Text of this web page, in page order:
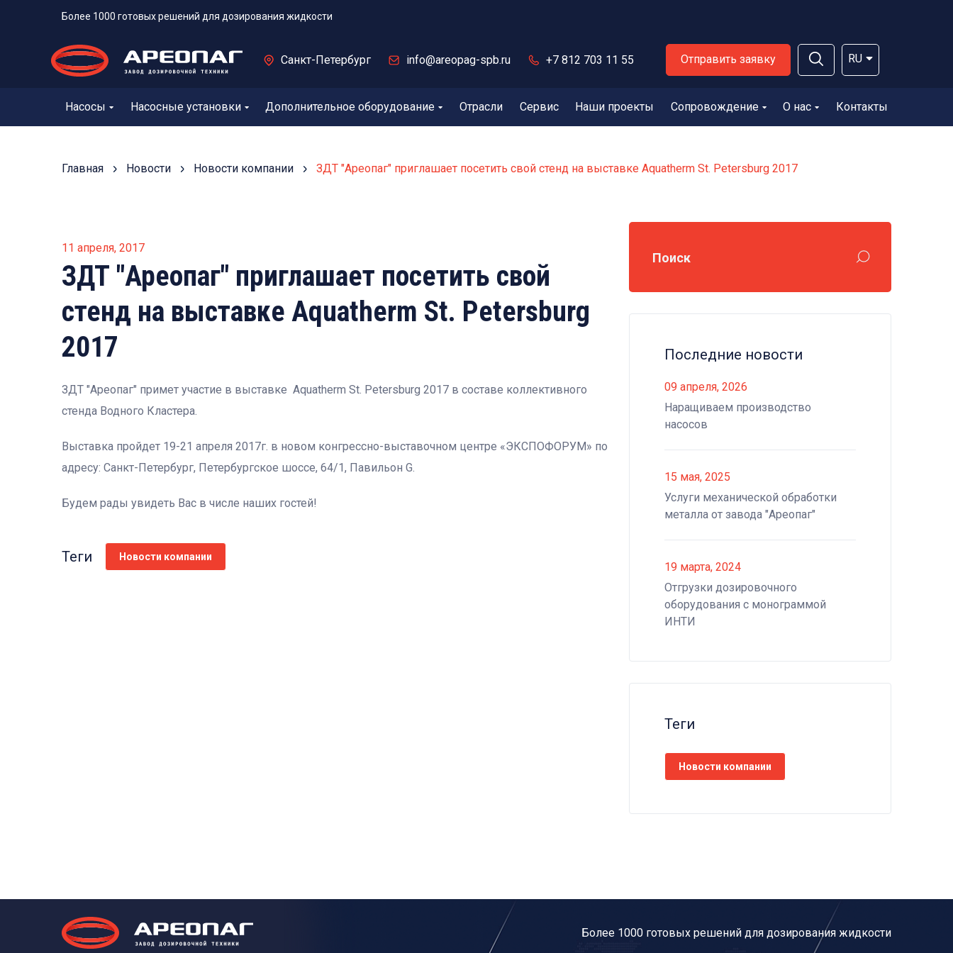
Более 1000 готовых решений для дозирования жидкости
Санкт-Петербург info@areopag-spb.ru +7 812 703 11 55 Отправить заявку RU
Насосы Насосные установки Дополнительное оборудование Отрасли Сервис Наши проекты Сопровождение О нас Контакты
Главная Новости Новости компании ЗДТ "Ареопаг" приглашает посетить свой стенд на выставке Aquatherm St. Petersburg 2017
11 апреля, 2017
ЗДТ "Ареопаг" приглашает посетить свой
стенд на выставке Aquatherm St. Petersburg
2017
ЗДТ "Ареопаг" примет участие в выставке Aquatherm St. Petersburg 2017 в составе коллективного
стенда Водного Кластера.
Выставка пройдет 19-21 апреля 2017г. в новом конгрессно-выставочном центре «ЭКСПОФОРУМ» по
адресу: Санкт-Петербург, Петербургское шоссе, 64/1, Павильон G.
Будем рады увидеть Вас в числе наших гостей!
Теги Новости компании
Поиск
Последние новости
09 апреля, 2026
Наращиваем производство
насосов
15 мая, 2025
Услуги механической обработки
металла от завода "Ареопаг"
19 марта, 2024
Отгрузки дозировочного
оборудования с монограммой
ИНТИ
Теги
Новости компании
Более 1000 готовых решений для дозирования жидкости